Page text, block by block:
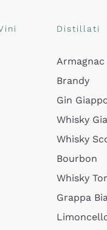
Distillati
Armagnac
Brandy
Gin
Whisky
Whisky
Bourbon
Whisky
Grappa